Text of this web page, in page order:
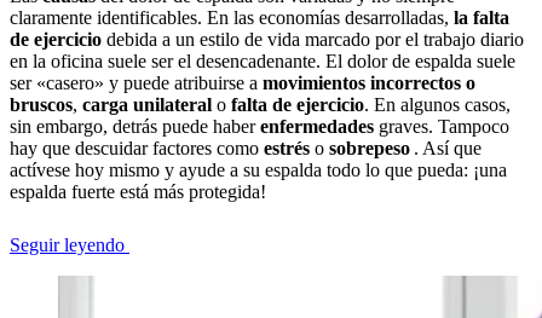
claramente identificables. En las economías desarrolladas, la falta
de ejercicio debida a un estilo de vida marcado por el trabajo diario
en la oficina suele ser el desencadenante. El dolor de espalda suele
ser «casero» y puede atribuirse a movimientos incorrectos o
bruscos, carga unilateral o falta de ejercicio. En algunos casos,
sin embargo, detrás puede haberenfermedades graves. Tampoco
hay que descuidar factores como estrés o sobrepeso . Así que
actívese hoy mismo y ayude a su espalda todo lo que pueda: ¡una
espalda fuerte está más protegida!
Seguir leyendo